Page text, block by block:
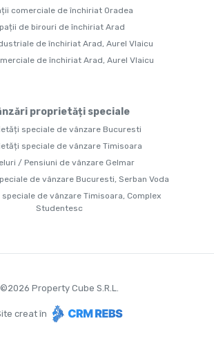
comerciale de închiriat Oradea
de birouri de închiriat Arad
de închiriat Arad, Aurel Vlaicu
de închiriat Arad, Aurel Vlaicu
proprietăți speciale
speciale de vânzare Bucuresti
speciale de vânzare Timisoara
/ Pensiuni de vânzare Gelmar
de vânzare Bucuresti, Serban Voda
de vânzare Timisoara, Complex
Studentesc
©2026 Property Cube S.R.L.
creat în